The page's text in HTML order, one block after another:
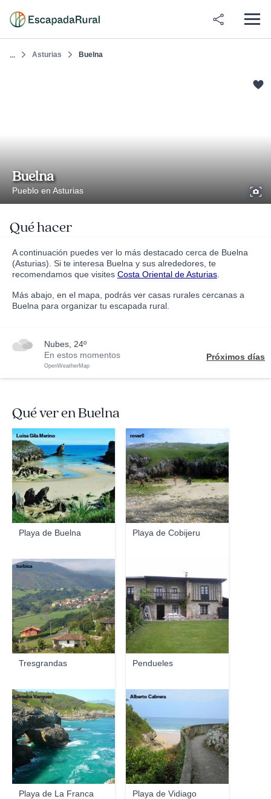
... Asturias Buelna
Buelna
Pueblo en Asturias
Qué hacer
A continuación puedes ver lo más destacado cerca de Buelna
(Asturias). Si te interesa Buelna y sus alrededores, te
recomendamos que visites Costa Oriental de Asturias
Más abajo, en el mapa, podrás ver casas rurales cercanas a
Buelna para organizar tu escapada rural.
nubes, 24º
En estos momentos
OpenWeatherMap
Próximos días
Qué ver en Buelna
Playa de Buelna
Luisa Gila Merino
Playa de Cobijeru
rover0
Tresgrandas
turbica
Pendueles
Playa de La Franca
Joseba Vazquez
Playa de Vidiago
Alberto Cabrera